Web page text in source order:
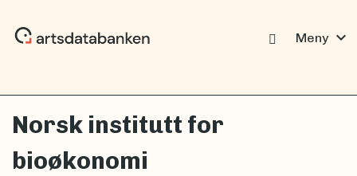
Meny expand_more
Norsk institutt for
bioøkonomi